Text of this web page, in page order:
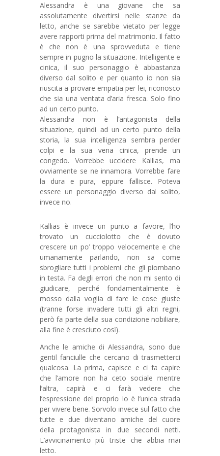
Alessandra è una giovane che sa
assolutamente divertirsi nelle stanze da
letto, anche se sarebbe vietato per legge
avere rapporti prima del matrimonio. Il fatto
è che non è una sprovveduta e tiene
sempre in pugno la situazione. Intelligente e
cinica, il suo personaggio è abbastanza
diverso dal solito e per quanto io non sia
riuscita a provare empatia per lei, riconosco
che sia una ventata d’aria fresca. Solo fino
ad un certo punto.
Alessandra non è l’antagonista della
situazione, quindi ad un certo punto della
storia, la sua intelligenza sembra perder
colpi e la sua vena cinica, prende un
congedo. Vorrebbe uccidere Kallias, ma
ovviamente se ne innamora. Vorrebbe fare
la dura e pura, eppure fallisce. Poteva
essere un personaggio diverso dal solito,
invece no.
Kallias è invece un punto a favore, l’ho
trovato un cucciolotto che è dovuto
crescere un po’ troppo velocemente e che
umanamente parlando, non sa come
sbrogliare tutti i problemi che gli piombano
in testa. Fa degli errori che non mi sento di
giudicare, perché fondamentalmente è
mosso dalla voglia di fare le cose giuste
(tranne forse invadere tutti gli altri regni,
però fa parte della sua condizione nobiliare,
alla fine è cresciuto così).
Anche le amiche di Alessandra, sono due
gentil fanciulle che cercano di trasmetterci
qualcosa. La prima, capisce e ci fa capire
che l’amore non ha ceto sociale mentre
l’altra, capirà e ci farà vedere che
l’espressione del proprio Io è l’unica strada
per vivere bene. Sorvolo invece sul fatto che
tutte e due diventano amiche del cuore
della protagonista in due secondi netti.
L’avvicinamento più triste che abbia mai
letto.